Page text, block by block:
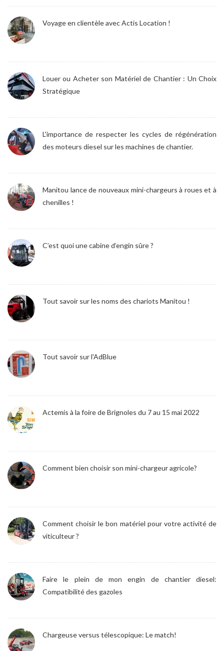
Voyage en clientèle avec Actis Location !
Louer ou Acheter son Matériel de Chantier : Un Choix
Stratégique
L'importance de respecter les cycles de régénération
des moteurs diesel sur les machines de chantier.
Manitou lance de nouveaux mini-chargeurs à roues et à
chenilles !
C’est quoi une cabine d’engin sûre ?
Tout savoir sur les noms des chariots Manitou !
Tout savoir sur l'AdBlue
Actemis à la foire de Brignoles du 7 au 15 mai 2022
Comment bien choisir son mini-chargeur agricole?
Comment choisir le bon matériel pour votre activité de
viticulteur ?
Faire le plein de mon engin de chantier diesel:
Compatibilité des gazoles
Chargeuse versus télescopique: Le match!